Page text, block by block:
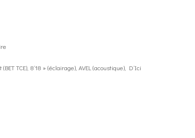
TCE), 8’18 » (éclairage), AVEL (acoustique), D’Ici